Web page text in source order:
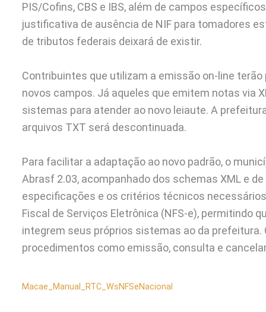
PIS/Cofins, CBS e IBS, além de campos
justificativa de ausência de NIF para tomadores
de tributos federais deixará de existir.
Contribuintes que utilizam a emissão on-line
novos campos. Já aqueles que emitem notas via
sistemas para atender ao novo leiaute. A
arquivos TXT será descontinuada.
Para facilitar a adaptação ao novo padrão, o
Abrasf 2.03, acompanhado dos schemas XML e
especificações e os critérios técnicos
Fiscal de Serviços Eletrônica (NFS-e), permitindo
integrem seus próprios sistemas ao da
procedimentos como emissão, consulta e
Macae_Manual_RTC_WsNFSeNacional